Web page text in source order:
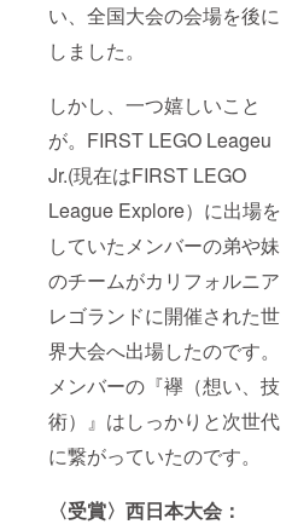
い、全国大会の会場を後に
しました。
しかし、一つ嬉しいこと
が。FIRST LEGO Leageu
Jr.(現在はFIRST LEGO
League Explore）に出場を
していたメンバーの弟や妹
のチームがカリフォルニア
レゴランドに開催された世
界大会へ出場したのです。
メンバーの『襷（想い、技
術）』はしっかりと次世代
に繋がっていたのです。
〈受賞〉西日本大会：